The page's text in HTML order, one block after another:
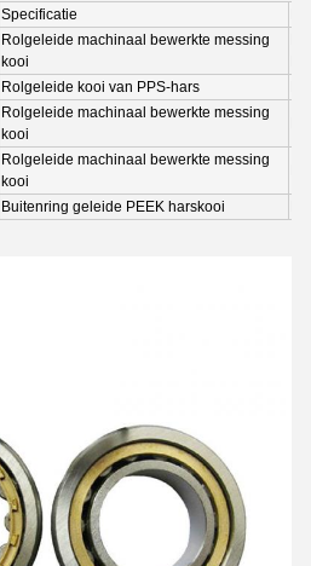
Specificatie
Rolgeleide machinaal bewerkte messing
kooi
Rolgeleide kooi van PPS-hars
Rolgeleide machinaal bewerkte messing
kooi
Rolgeleide machinaal bewerkte messing
kooi
Buitenring geleide PEEK harskooi